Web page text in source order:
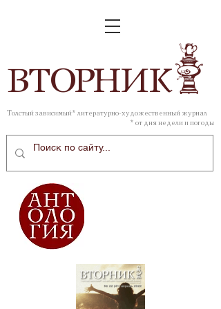
ВТОРНИК
Толстый зависимый* литературно-художественный журнал
* от дня недели и погоды